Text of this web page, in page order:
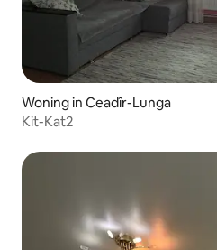
Woning in Ceadîr-Lunga
Kit-Kat2